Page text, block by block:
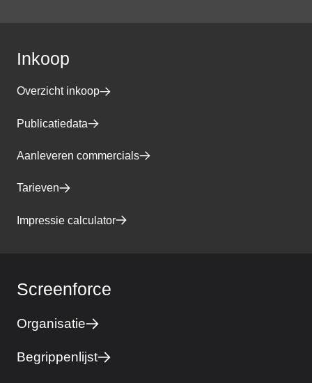
Inkoop
Overzicht inkoop
Publicatiedata
Aanleveren commercials
Tarieven
Impressie calculator
Screenforce
Organisatie
Begrippenlijst